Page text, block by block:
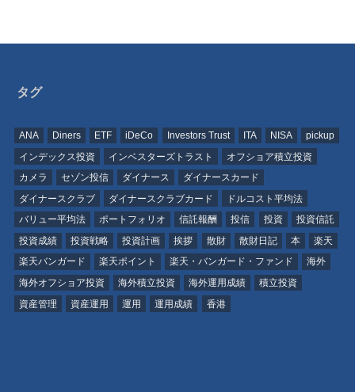
タグ
ANA Diners ETF iDeCo Investors Trust ITA NISA
pickup
インデックス投資
インベスターズトラスト
オフショア積立投資
カメラ
セゾン投信 ダイナース
ダイナースカード
ダイナースクラブ
ダイナースクラブカード
ドルコスト平均法
バリュー平均法
ポートフォリオ 信託報酬 投信 投資
投資信託
投資成績
投資戦略 投資計画 挨拶 散財 散財日記 本
楽天
楽天バンガード
楽天ポイント 楽天・バンガード・ファンド
海外
海外オフショア投資
海外積立投資 海外運用成績
積立投資
資産管理
資産運用 運用 運用成績 香港